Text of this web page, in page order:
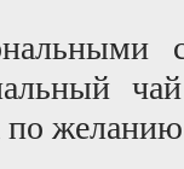
по